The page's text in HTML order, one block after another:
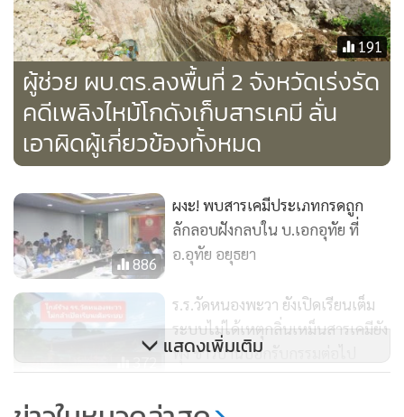
พื้นที่โรงงานที่เช่า และทิ้งในพื้นที่ป่าสงวน รวมทั้งพื้นที่สาธารณะ
ซึ่งสารพิษเหล่านี้มีความเป็นอันตรายมากและอาจส่งผลให้ถึงตาย
ได้”
พล.ต.ท.ธัชชัย ยังเผยอีกว่าที่ผ่านมา นายกรัฐมนตรี ได้สั่งการให้
สำนักงานตำรวจแห่งชาติ เร่งดำเนินการเรื่องดังกล่าวอย่าง
รวดเร็วและโปร่งใส โดยให้ดำเนินคดีผู้ที่เกี่ยวข้องทั้งหมด ไม่เว้น
แม้กระทั่งเจ้าหน้าที่รัฐที่เข้าไปเกี่ยวข้อง เช่นเดียวกับ รรก.ผบ.ตร.
ที่ได้มอบหมายให้ตนเข้าดูแล เนื่องจากมีส่วนเกี่ยวข้องในหลาย
พื้นที่
“ส่วนความคืบหน้าในการดำเนินคดีนั้น ขณะนี้ตำรวจทุกหน่วย
ทั้งใน จ.ระยอง อยุธยา นครราชสีมา เพชรบูรณ์ และตำรวจ ปดส.
มีการแจ้งข้อหาและหลายคน รวมทั้งออกหมายจับผู้เกี่ยวข้องที่
191
ผู้ช่วย ผบ.ตร.ลงพื้นที่ 2 จังหวัดเร่งรัด
คดีเพลิงไหม้โกดังเก็บสารเคมี ลั่น
เอาผิดผู้เกี่ยวข้องทั้งหมด
886
ผงะ! พบสารเคมีประเภทกรดถูก
ลักลอบฝังกลบใน บ.เอกอุทัย ที่
อ.อุทัย อยุธยา
372
ร.ร.วัดหนองพะวา ยังเปิดเรียนเต็ม
ระบบไม่ได้เหตุกลิ่นเหม็นสารเคมียัง
ฟุ้ง ชาวบ้านบอกรับกรรมต่อไป
แสดงเพิ่มเติม